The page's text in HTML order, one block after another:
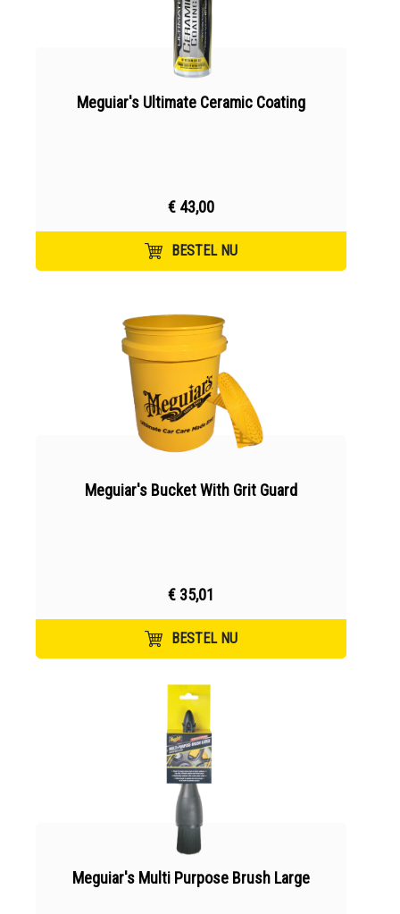
Meguiar's Ultimate Ceramic Coating
€ 43,00
BESTEL NU
Meguiar's Bucket With Grit Guard
€ 35,01
BESTEL NU
Meguiar's Multi Purpose Brush Large